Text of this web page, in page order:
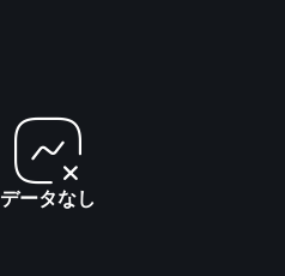
データなし